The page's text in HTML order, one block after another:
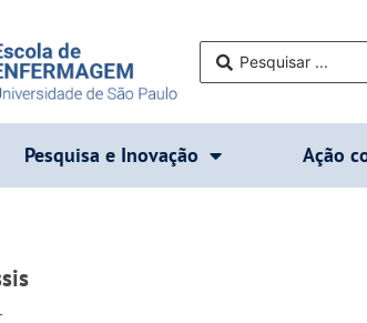
Pesquisa e Inovação Ação